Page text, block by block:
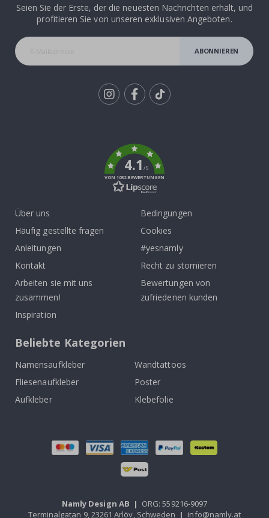
Seien Sie der Erste, der die neuesten Nachrichten erhält, und
profitieren Sie von unseren exklusiven Angeboten.
ABONNIEREN
4.1/5
VON 1032 BEWERTUNGEN
Über uns
Häufig gestellte fragen
Anleitungen
Kontakt
Arbeiten sie mit uns
zusammen!
Inspiration
Bedingungen
Cookies
#yesnamly
Recht zu stornieren
Bewertungen von
zufriedenen kunden
Beliebte Kategorien
Namensaufkleber
Wandtattoos
Fliesenaufkleber
Poster
Aufkleber
Klebefolie
Namly Design AB | ORG: 559216-9097
Terminalgatan 9, 23261 Arlöv, Schweden | info@namly.at